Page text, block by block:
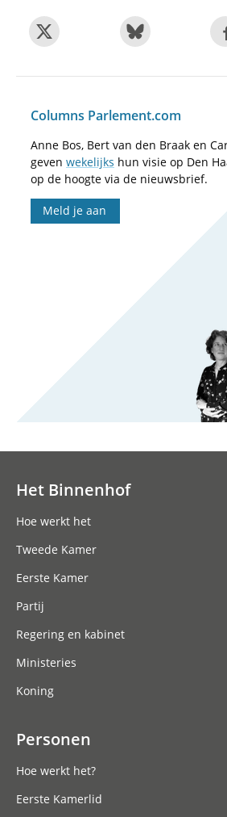
Columns Parlement.com
Anne Bos, Bert van den Braak en
geven wekelijks hun visie op Den
op de hoogte via de nieuwsbrief.
Meld je aan
Het Binnenhof
Hoe werkt het
Tweede Kamer
Eerste Kamer
Partij
Regering en kabinet
Ministeries
Koning
Personen
Hoe werkt het?
Eerste Kamerlid